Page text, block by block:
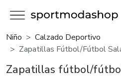
Niño
Calzado Deportivo
Zapatillas Fútbol/fútbol
Zapatillas fútbol/